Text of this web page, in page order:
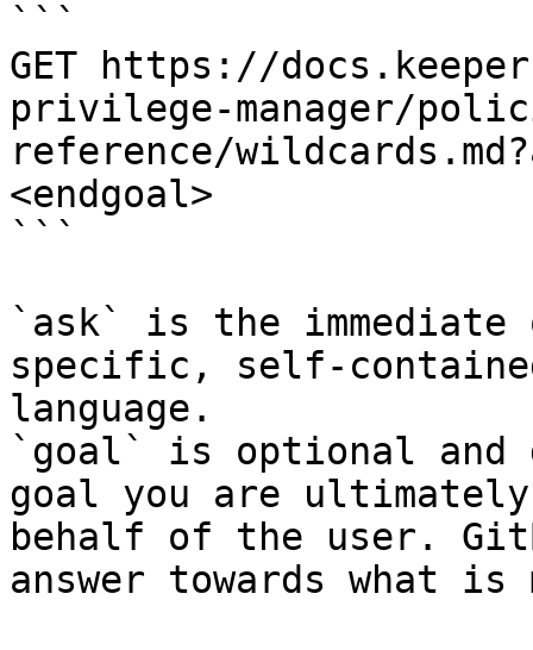
```
GET https://
privilege-manager/
reference/
<endgoal>
```
`ask` is the
specific, self-
language.
`goal` is optional and
goal you are
behalf of the user.
answer towards what